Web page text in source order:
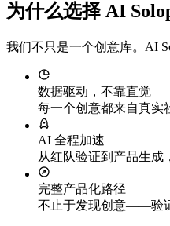
为什么选择 AI
我们不只是一个创意库。AI
数据驱动，不靠直觉
每一个创意都来自真实
AI 全程加速
从红队验证到产品生成
完整产品化路径
不止于发现创意——验